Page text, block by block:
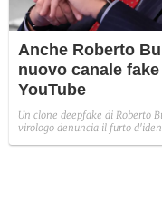
Anche Roberto
nuovo canale
YouTube
Un clone deepfake di Roberto
virologo denuncia il furto